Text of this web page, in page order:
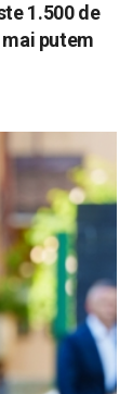
1.500 de
putem